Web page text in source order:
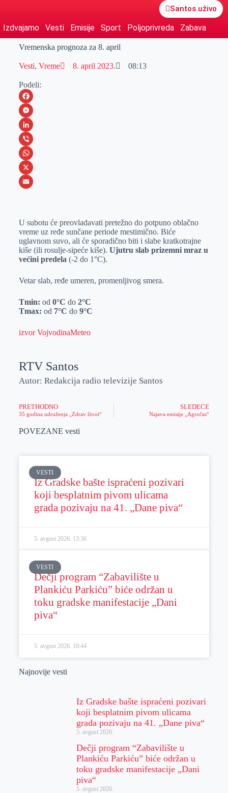
Santos uživo
Izdvajamo Vesti Emisije Sport Poljoprivreda Zabava
Vremenska prognoza za 8. april
Vesti, Vreme 8. april 2023. 08:13
Podeli:
F
a
c
e
b
o
M
e
s
s
e
e
r
L
i
n
k
I
n
V
i
b
W
h
s
A
p
X
a
i
l
U subotu će preovladavati pretežno do potpuno oblačno
vreme uz ređe sunčane periode mestimično. Biće
uglavnom suvo, ali će sporadično biti i slabe kratkotrajne
kiše (ili rosulje-sipeće kiše). Ujutru slab prizemni mraz u
većini predela (-2 do 1°C).
Vetar slab, ređe umeren, promenljivog smera.
Tmin: od 0°C do 2°C
Tmax: od 7°C do 9°C
izvor VojvodinaMeteo
RTV Santos
Autor: Redakcija radio televizije Santos
PRETHODNO
35 godina udruženja „Zdrav život“
SLEDEĆE
Najava emisije „Agročas“
POVEZANE vesti
VESTI
Iz Gradske bašte ispraćeni pozivari
koji besplatnim pivom ulicama
grada pozivaju na 41. „Dane piva“
5. avgust 2026. 13:36
VESTI
Dečji program “Zabavilište u
Plankiću Parkiću” biće održan u
toku gradske manifestacije „Dani
piva“
5. avgust 2026. 10:44
Najnovije vesti
Iz Gradske bašte ispraćeni pozivari
koji besplatnim pivom ulicama
grada pozivaju na 41. „Dane piva“
5. avgust 2026.
Dečji program “Zabavilište u
Plankiću Parkiću” biće održan u
toku gradske manifestacije „Dani
piva“
5. avgust 2026.